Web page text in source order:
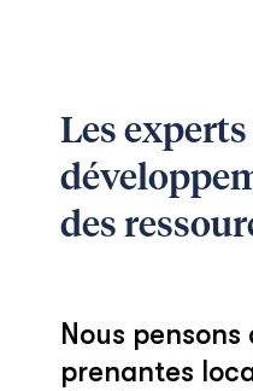
Les
des
Nous
prenantes